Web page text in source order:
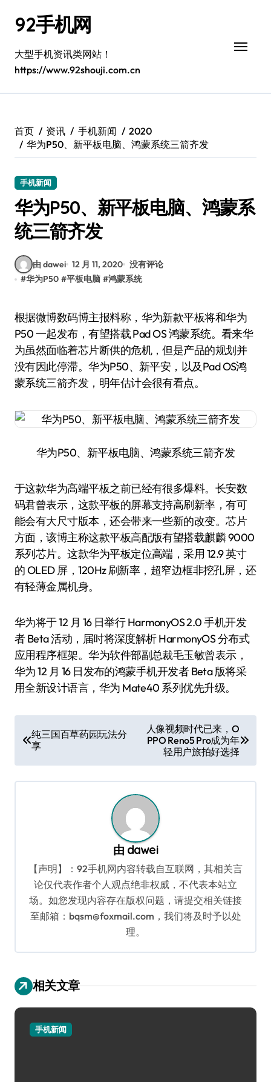
92手机网
大型手机资讯类网站！
https://www.92shouji.com.cn
首页 资讯 手机新闻
2020
华为P50、新平板电脑、鸿蒙系统三箭齐发
手机新闻
华为P50、新平板电脑、鸿蒙系
统三箭齐发
由 dawei 12 月 11, 2020 没有评论
#华为P50 #平板电脑 #鸿蒙系统
根据微博数码博主报料称，华为新款平板将和华为
P50 一起发布，有望搭载 Pad OS 鸿蒙系统。看来华
为虽然面临着芯片断供的危机，但是产品的规划并
没有因此停滞。华为P50、新平安，以及Pad OS鸿
蒙系统三箭齐发，明年估计会很有看点。
华为P50、新平板电脑、鸿蒙系统三箭齐发
于这款华为高端平板之前已经有很多爆料。长安数
码君曾表示，这款平板的屏幕支持高刷新率，有可
能会有大尺寸版本，还会带来一些新的改变。芯片
方面，该博主称这款平板高配版有望搭载麒麟 9000
系列芯片。这款华为平板定位高端，采用 12.9 英寸
的 OLED 屏，120Hz 刷新率，超窄边框非挖孔屏，还
有轻薄金属机身。
华为将于 12 月 16 日举行 HarmonyOS 2.0 手机开发
者 Beta 活动，届时将深度解析 HarmonyOS 分布式
应用程序框架。华为软件部副总裁毛玉敏曾表示，
华为 12 月 16 日发布的鸿蒙手机开发者 Beta 版将采
用全新设计语言，华为 Mate40 系列优先升级。
章
导
航
纯三国百草药园玩法分
享
人像视频时代已来，O
PPO Reno5 Pro成为年
轻用户旅拍好选择
由 dawei
【声明】：92手机网内容转载自互联网，其相关言
论仅代表作者个人观点绝非权威，不代表本站立
场。如您发现内容存在版权问题，请提交相关链接
至邮箱：bqsm@foxmail.com，我们将及时予以处
理。
相关文章
手机新闻